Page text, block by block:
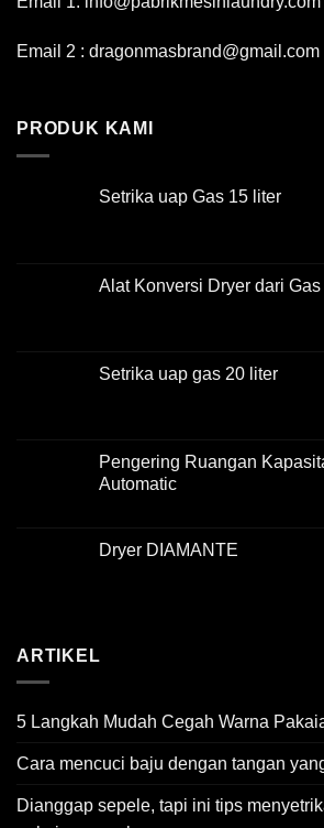
Email 2 : dragonmasbrand@gmail.com
PRODUK KAMI
Setrika uap Gas 15 liter
Alat Konversi Dryer dari Gas
Setrika uap gas 20 liter
Pengering Ruangan
Automatic
Dryer DIAMANTE
ARTIKEL
5 Langkah Mudah Cegah Warna
Cara mencuci baju dengan tangan
Dianggap sepele, tapi ini tips